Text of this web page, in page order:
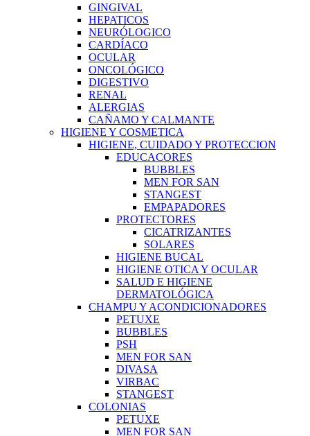
GINGIVAL
HEPATICOS
NEURÓLOGICO
CARDÍACO
OCULAR
ONCOLÓGICO
DIGESTIVO
RENAL
ALERGIAS
CAÑAMO Y CALMANTE
HIGIENE Y COSMETICA
HIGIENE, CUIDADO Y PROTECCION
EDUCACORES
BUBBLES
MEN FOR SAN
STANGEST
EMPAPADORES
PROTECTORES
CICATRIZANTES
SOLARES
HIGIENE BUCAL
HIGIENE OTICA Y OCULAR
SALUD E HIGIENE
DERMATOLÓGICA
CHAMPU Y ACONDICIONADORES
PETUXE
BUBBLES
PSH
MEN FOR SAN
DIVASA
VIRBAC
STANGEST
COLONIAS
PETUXE
MEN FOR SAN